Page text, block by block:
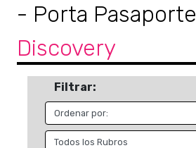
- Porta Pasaporte
Discovery
Filtrar: